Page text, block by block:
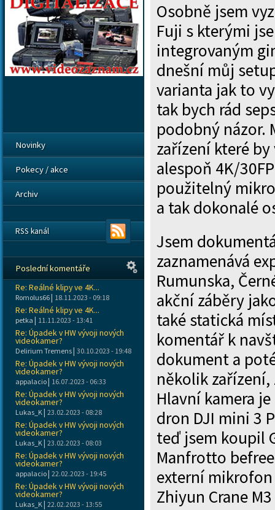
Osobně jsem
Fuji s kterými
integrovaným
dnešní můj
varianta jak to
tak bych rád
podobný názor.
zařízení které
alespoň 4K/
použitelný
a tak dokonalé
Jsem
zaznamenává
Rumunska,
akční záběry
také statická
komentář k
dokument a
několik zařízení,
Hlavní kamera
dron DJI mini 3
teď jsem koupil
Manfrotto
externí mikrofon
Zhiyun Crane
Novinky
Pokecy / akce
Archiv
RSS kanál
Poslední komentáře
Re: Reálné klipy ve 4K...
Romolus66| 18.11.2023 - 09:18
Re: Reálné klipy ve 4K...
petka | 11.11.2023 - 13:41
Re: Úpadek v HW vývoji nových
videokamer?
Delirium Tremens| 30.10.2023 - 19:48
Re: Úpadek v HW vývoji nových
videokamer?
appalacio| 16.07.2023 - 06:33
Re: Úpadek v HW vývoji nových
videokamer?
Lukas_K | 23.02.2023 - 08:28
Re: Úpadek v HW vývoji nových
videokamer?
Lukas_K | 23.02.2023 - 08:03
Re: Úpadek v HW vývoji nových
videokamer?
appalacio| 22.02.2023 - 19:45
Re: Úpadek v HW vývoji nových
videokamer?
Lukas_K | 22.02.2023 - 13:55